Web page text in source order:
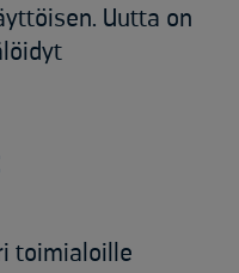
Uutta on
toimialoille